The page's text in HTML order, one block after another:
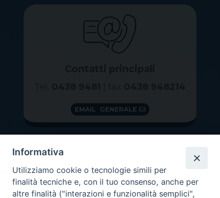
EMAIL GENERALE
Informativa
Utilizziamo cookie o tecnologie simili per
finalità tecniche e, con il tuo consenso, anche per
altre finalità ("interazioni e funzionalità semplici",